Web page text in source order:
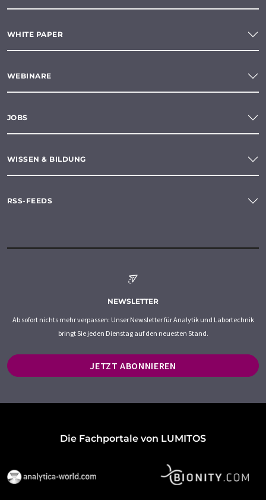
WHITE PAPER
WEBINARE
JOBS
WISSEN & BILDUNG
RSS-FEEDS
NEWSLETTER
Ab sofort nichts mehr verpassen: Unser Newsletter für Analytik und Labortechnik
bringt Sie jeden Dienstag auf den neuesten Stand.
JETZT ABONNIEREN
Die Fachportale von LUMITOS